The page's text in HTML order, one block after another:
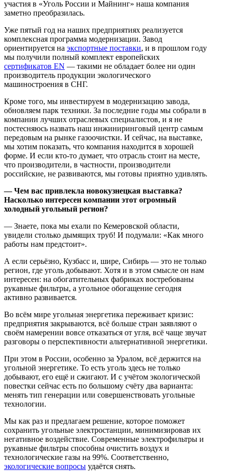
участия в «Уголь России и Майнинг» наша компания
заметно преобразилась.
Уже пятый год на наших предприятиях реализуется
комплексная программа модернизации. Завод
ориентируется на экспортные поставки, и в прошлом году
мы получили полный комплект европейских
сертификатов EN — такими не обладает более ни один
производитель продукции экологического
машиностроения в СНГ.
Кроме того, мы инвестируем в модернизацию завода,
обновляем парк техники. За последние годы мы собрали в
компании лучших отраслевых специалистов, и я не
постесняюсь назвать наш инжиниринговый центр самым
передовым на рынке газоочистки. И сейчас, на выставке,
мы хотим показать, что компания находится в хорошей
форме. И если кто-то думает, что отрасль стоит на месте,
что производители, в частности, производители
российские, не развиваются, мы готовы приятно удивлять.
— Чем вас привлекла новокузнецкая выставка?
Насколько интересен компании этот огромный
холодный угольный регион?
— Знаете, пока мы ехали по Кемеровской области,
увидели столько дымящих труб! И подумали: «Как много
работы нам предстоит».
А если серьёзно, Кузбасс и, шире, Сибирь — это не только
регион, где уголь добывают. Хотя и в этом смысле он нам
интересен: на обогатительных фабриках востребованы
рукавные фильтры, а угольное обогащение сегодня
активно развивается.
Во всём мире угольная энергетика переживает кризис:
предприятия закрываются, всё больше стран заявляют о
своём намерении вовсе отказаться от угля, всё чаще звучат
разговоры о перспективности альтернативной энергетики.
При этом в России, особенно за Уралом, всё держится на
угольной энергетике. То есть уголь здесь не только
добывают, его ещё и сжигают. И с учётом экологической
повестки сейчас есть по большому счёту два варианта:
менять тип генерации или совершенствовать угольные
технологии.
Мы как раз и предлагаем решение, которое поможет
сохранить угольные электростанции, минимизировав их
негативное воздействие. Современные электрофильтры и
рукавные фильтры способны очистить воздух и
технологические газы на 99%. Соответственно,
экологические вопросы удаётся снять.